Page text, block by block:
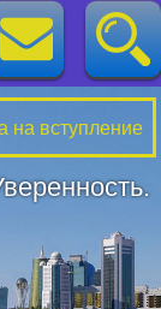
на вступление